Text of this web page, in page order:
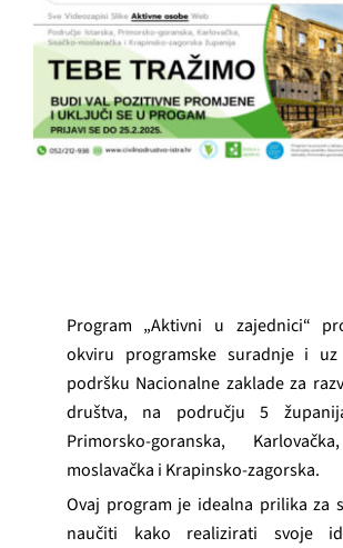
KONTAKT
Program „Aktivni u zajednici“
okviru programske suradnje i uz
podršku Nacionalne zaklade za
društva, na području 5
Primorsko-goranska,
moslavačka i Krapinsko-zagorska.
Ovaj program je idealna prilika za
naučiti kako realizirati svoje